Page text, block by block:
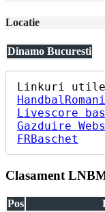
Locatie
Dinamo Bucuresti
Livescore
Gazduire
FRBaschet
Clasament
Pos